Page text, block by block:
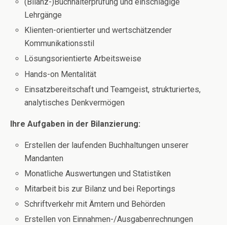
Lehrgänge
Klienten-orientierter und wertschätzender
Kommunikationsstil
Lösungsorientierte Arbeitsweise
Hands-on Mentalität
Einsatzbereitschaft und Teamgeist, strukturiertes,
analytisches Denkvermögen
Ihre Aufgaben in der Bilanzierung:
Erstellen der laufenden Buchhaltungen unserer
Mandanten
Monatliche Auswertungen und Statistiken
Mitarbeit bis zur Bilanz und bei Reportings
Schriftverkehr mit Ämtern und Behörden
Erstellen von Einnahmen-/Ausgabenrechnungen